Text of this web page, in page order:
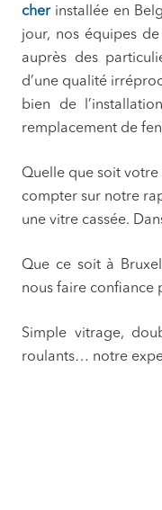
cherinstallée en
jour, nos équipes
auprès des
d’une qualité
bien de
remplacement de
Quelle que soit
compter sur notre
une vitre cassée.
Que ce soit à
nous faire confiance
Simple vitrage,
roulants… notre